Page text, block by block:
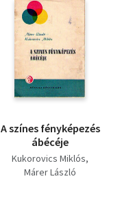
A színes fényképezés
ábécéje
Kukorovics Miklós
Márer László